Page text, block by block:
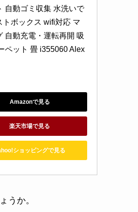
自動ゴミ収集 水洗いで
トボックス wifi対応 マ
自動充電・運転再開 吸
ペット 畳 i355060 Alex
Amazonで見る
楽天市場で見る
ショッピングで見る
うか。